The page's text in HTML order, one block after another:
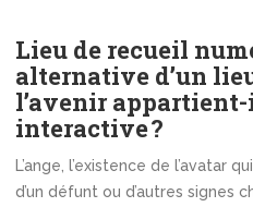
Lieu de recueil
alternative d’un
l’avenir
interactive ?
L’ange, l’existence de l’avatar
d’un défunt ou d’autres signes